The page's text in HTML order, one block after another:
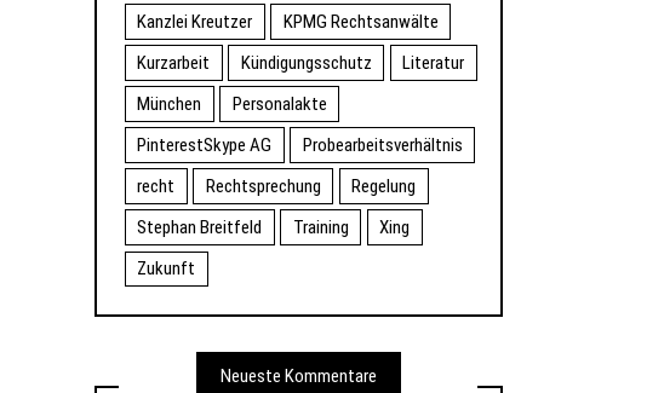
Kanzlei Kreutzer
KPMG Rechtsanwälte
Kurzarbeit
Kündigungsschutz
Literatur
München
Personalakte
PinterestSkype AG
Probearbeitsverhältnis
recht
Rechtsprechung
Regelung
Stephan Breitfeld
Training
Xing
Zukunft
Neueste Kommentare